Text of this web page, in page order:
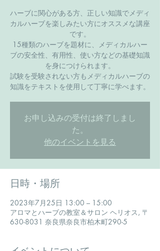
ハーブに関心がある方、正しい知識でメディ
カルハーブを楽しみたい方にオススメな講座
です。
​15種類のハーブを題材に、メディカルハー
ブの安全性、有用性、使い方などの基礎知識
を身につけられます。
試験を受験されない方もメディカルハーブの
知識をテキストを使用して丁寧に学べます。
お申し込みの受付は終了しまし
た。
他のイベントを見る
日時・場所
2023年7月25日 13:00 – 15:00
アロマとハーブの教室＆サロン ヘリオス, 〒
630-8031 奈良県奈良市柏木町290-5